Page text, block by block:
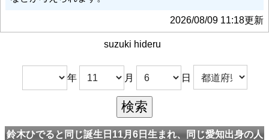
2026/08/09 11:18更新
suzuki hideru
年 月 日
鈴木ひでると同じ誕生日11月6日生まれ、同じ愛知出身の人